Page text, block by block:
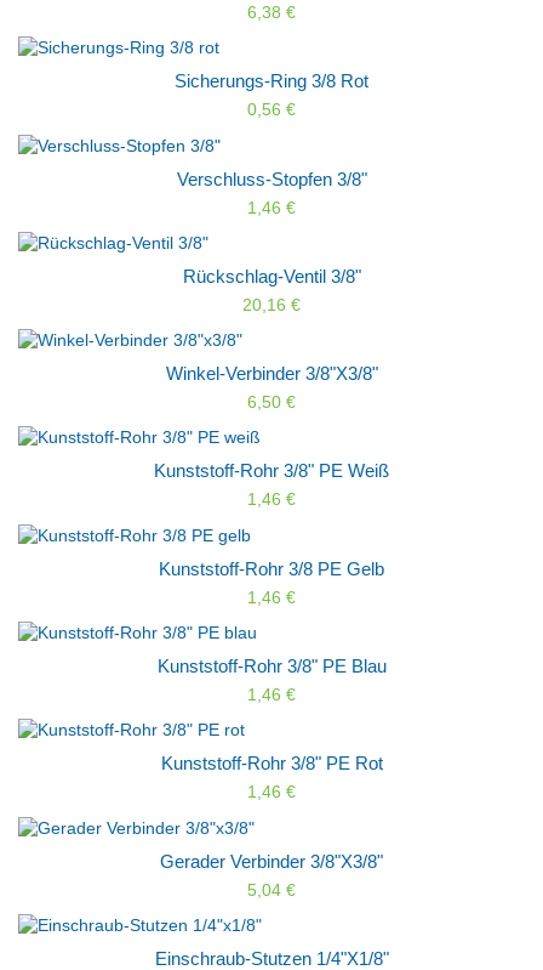
6,38 €
Sicherungs-Ring 3/8 Rot
0,56 €
Verschluss-Stopfen 3/8"
1,46 €
Rückschlag-Ventil 3/8"
20,16 €
Winkel-Verbinder 3/8"x3/8"
6,50 €
Kunststoff-Rohr 3/8" PE Weiß
1,46 €
Kunststoff-Rohr 3/8 PE Gelb
1,46 €
Kunststoff-Rohr 3/8" PE Blau
1,46 €
Kunststoff-Rohr 3/8" PE Rot
1,46 €
Gerader Verbinder 3/8"x3/8"
5,04 €
Einschraub-Stutzen 1/4"x1/8"